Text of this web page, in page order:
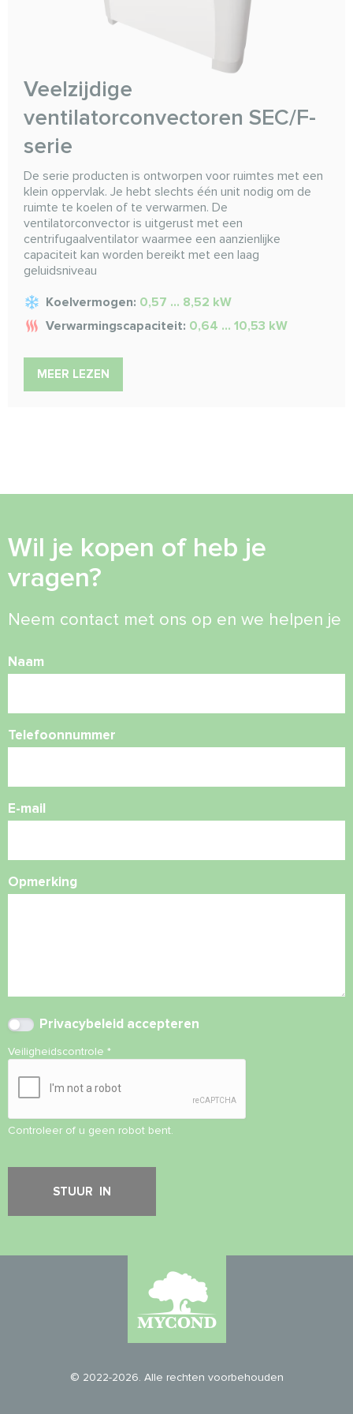
Veelzijdige
ventilatorconvectoren SEC/F-
serie
De serie producten is ontworpen voor ruimtes met een
klein oppervlak. Je hebt slechts één unit nodig om de
ruimte te koelen of te verwarmen. De
ventilatorconvector is uitgerust met een
centrifugaalventilator waarmee een aanzienlijke
capaciteit kan worden bereikt met een laag
geluidsniveau
Koelvermogen: 0,57 ... 8,52 kW
Verwarmingscapaciteit: 0,64 ... 10,53 kW
MEER LEZEN
Wil je kopen of heb je
vragen?
Neem contact met ons op en we helpen je
Naam
Telefoonnummer
E-mail
Opmerking
Privacybeleid accepteren
Veiligheidscontrole *
Controleer of u geen robot bent.
© 2022-2026. Alle rechten voorbehouden